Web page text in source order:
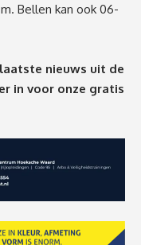
. Bellen kan ook 06-
nieuws uit de
in voor onze gratis